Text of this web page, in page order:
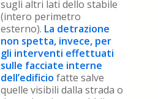
sugli altri lati dello stabile
(intero perimetro
esterno). La detrazione
non spetta, invece, per
gli interventi effettuati
sulle facciate interne
dell’edificio fatte salve
quelle visibili dalla strada o